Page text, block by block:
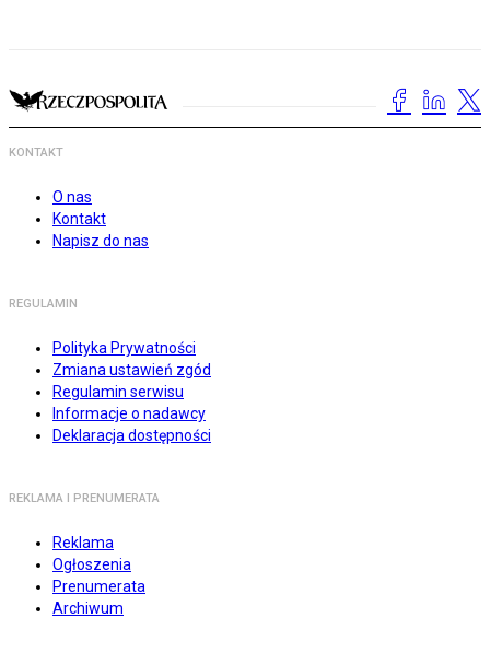
KONTAKT
O nas
Kontakt
Napisz do nas
REGULAMIN
Polityka Prywatności
Zmiana ustawień zgód
Regulamin serwisu
Informacje o nadawcy
Deklaracja dostępności
REKLAMA I PRENUMERATA
Reklama
Ogłoszenia
Prenumerata
Archiwum